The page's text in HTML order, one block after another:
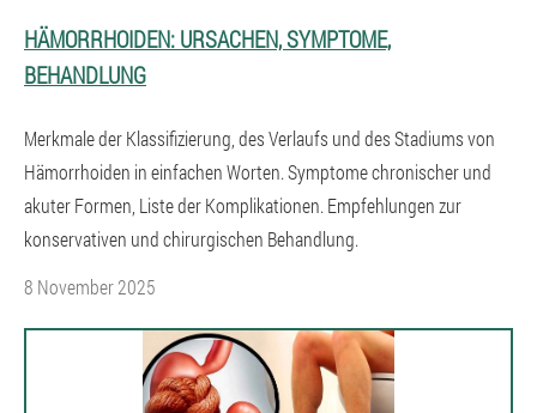
HÄMORRHOIDEN: URSACHEN, SYMPTOME,
BEHANDLUNG
Merkmale der Klassifizierung, des Verlaufs und des Stadiums von
Hämorrhoiden in einfachen Worten. Symptome chronischer und
akuter Formen, Liste der Komplikationen. Empfehlungen zur
konservativen und chirurgischen Behandlung.
8 November 2025